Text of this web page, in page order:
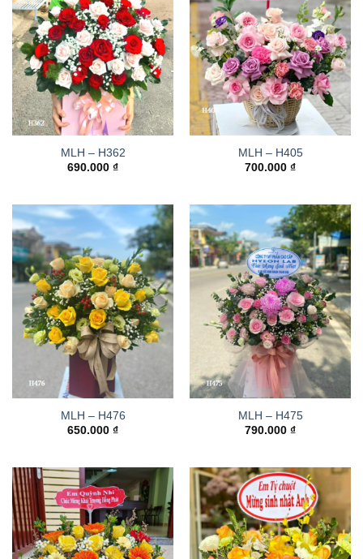
MLH – H362
690.000 ₫
MLH – H405
700.000 ₫
MLH – H476
650.000 ₫
MLH – H475
790.000 ₫